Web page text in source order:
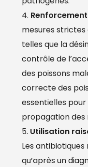
mesures strictes
telles que la
contrôle de
des poissons
correcte des
essentielles
propagation des
Utilisation
Les
qu’après un